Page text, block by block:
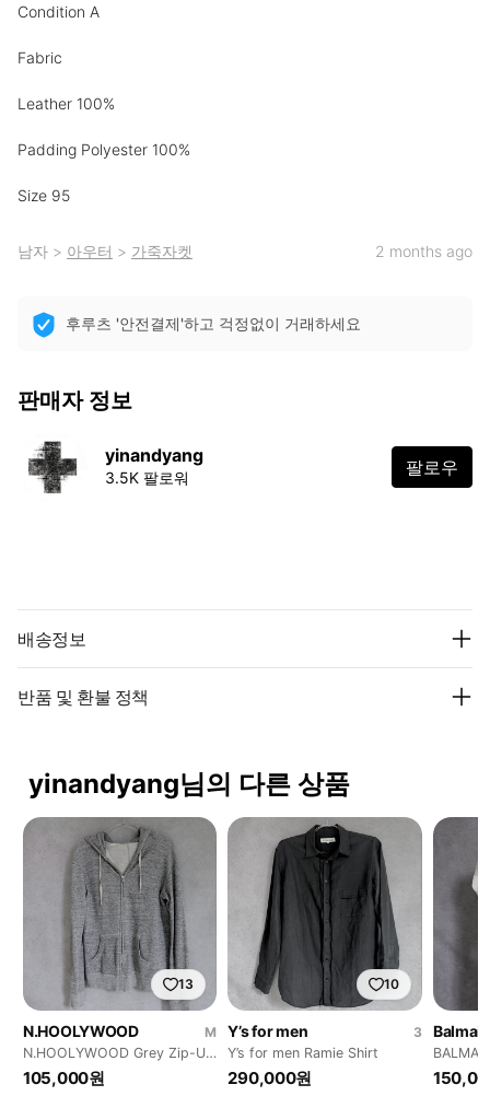
Condition A
Fabric
Leather 100%
Padding Polyester 100%
Size 95
남자 > 아우터 > 가죽자켓 2 months ago
후루츠 '안전결제'하고 걱정없이 거래하세요
판매자 정보
yinandyang
3.5K 팔로워 팔로우
배송정보
반품 및 환불 정책
yinandyang님의 다른 상품
13
N.HOOLYWOOD
M
N.HOOLYWOOD Grey Zip-Up
Hoodie
105,000원
10
Y’s for men
3
Y’s for men Ramie Shirt
290,000원
Balmain
Knit